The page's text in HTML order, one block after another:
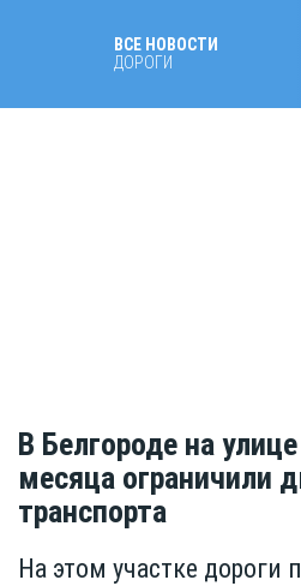
ВСЕ НОВОСТИ
ДОРОГИ
В Белгороде на
месяца ограничили
транспорта
На этом участке дороги